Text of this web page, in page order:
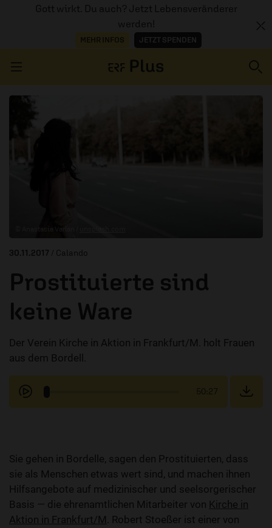
Gott wirkt. Du auch? Jetzt Lebensveränderer
werden!
MEHR INFOS JETZT SPENDEN
30.11.2017 / Calando
Prostituierte sind
keine Ware
Der Verein Kirche in Aktion in Frankfurt/M. holt Frauen
aus dem Bordell.
50:27
Sie gehen in Bordelle, sagen den Prostituierten, dass
sie als Menschen etwas wert sind, und machen ihnen
Hilfsangebote auf medizinischer und seelsorgerischer
Basis — die ehrenamtlichen Mitarbeiter von Kirche in
Aktion in Frankfurt/M . Robert Stoeßer ist einer von